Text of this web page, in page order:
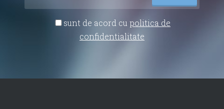
sunt de acord cu politica de
confidentialitate